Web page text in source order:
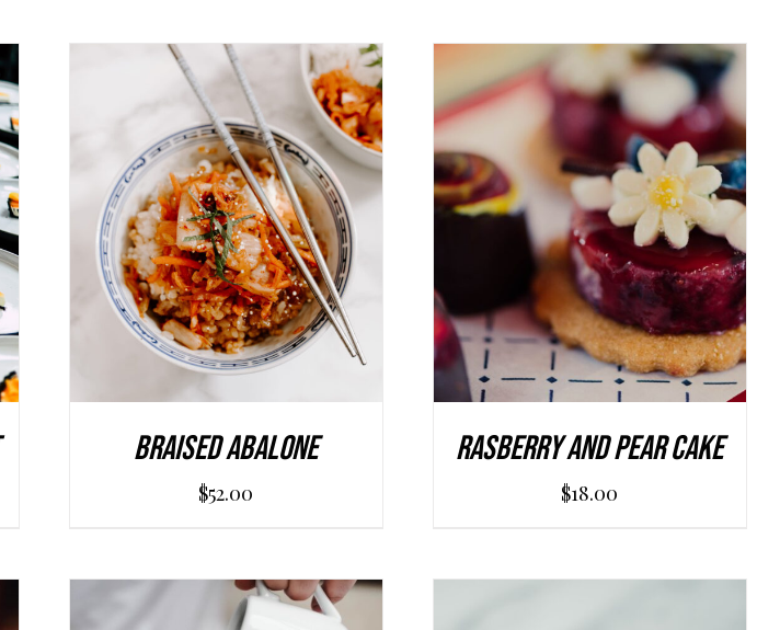
AGGIUNGI AL CARRELLO
/
DETAILS
Braised Abalone
$52.00
AGGIUNGI AL CARRELLO
/
DETAILS
Rasberry And Pear Cake
$18.00